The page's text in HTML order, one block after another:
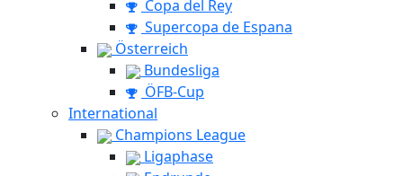
Copa del Rey
Supercopa de Espana
Österreich
Bundesliga
ÖFB-Cup
International
Champions League
Ligaphase